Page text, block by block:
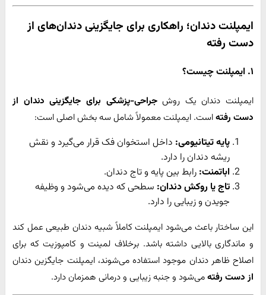
ایمپلنت دندان؛ راهکاری برای جایگزینی دندان‌های از
دست رفته
۱. ایمپلنت چیست؟
ایمپلنت دندان یک روشجراحی-پزشکی برای جایگزینی دندان از
دست رفتهاست. ایمپلنت معمولاً شامل سه بخش اصلی است:
پایه تیتانیومی: داخل استخوان فک قرار می‌گیرد و نقش
ریشه دندان را دارد.
اباتمنت: رابط بین پایه و تاج دندان.
تاج یا روکش دندان: سطحی که دیده می‌شود و وظیفه
جویدن و زیبایی را دارد.
این ساختار باعث می‌شود ایمپلنت کاملاً شبیه دندان طبیعی عمل کند
و ماندگاری بالایی داشته باشد. برخلاف لمینت و کامپوزیت که برای
اصلاح ظاهر دندان موجود استفاده می‌شوند، ایمپلنت جایگزین دندان
از دست رفتهمی‌شود و جنبه زیبایی و درمانی همزمان دارد.